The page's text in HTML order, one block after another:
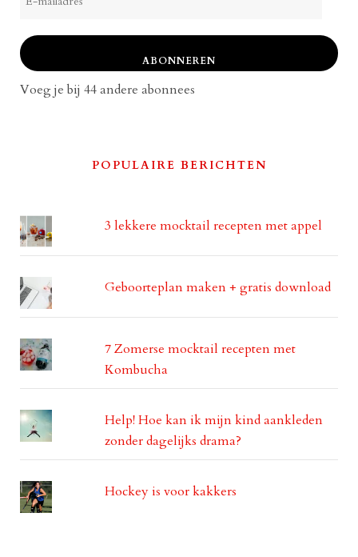
mailadres
ABONNEREN
Voeg je bij 44 andere abonnees
POPULAIRE BERICHTEN
3 lekkere mocktail recepten met appel
Geboorteplan maken + gratis download
7 Zomerse mocktail recepten met
Kombucha
Help! Hoe kan ik mijn kind aankleden
zonder dagelijks drama?
Hockey is voor kakkers